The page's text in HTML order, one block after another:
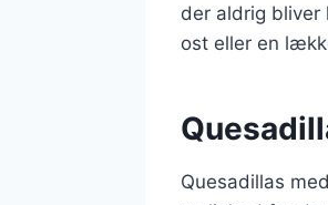
der aldrig
ost eller en
Quesadillas